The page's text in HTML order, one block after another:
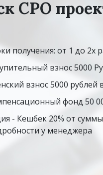
СРО
получения: от 1 до 2х
взнос 5000
взнос 5000 рублей
фонд 50
- Кешбек 20% от
у менеджера